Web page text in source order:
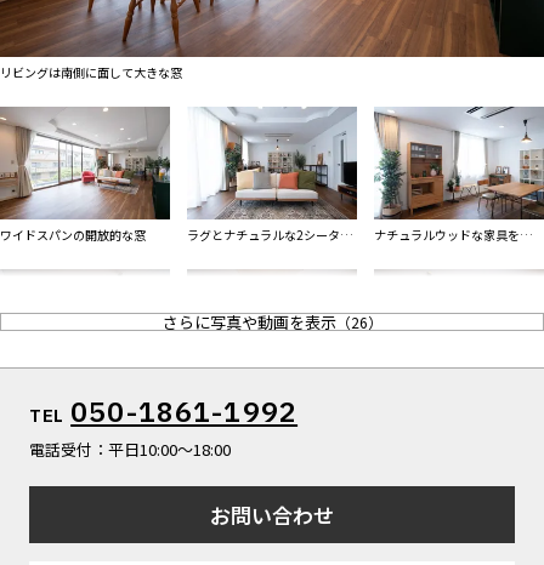
ALL FILTER
すべての選択肢からスタジオを探す
スタジオ一覧
マップから探す
お気に入り
特集
[R]studioについて
お知らせ
お問い合わせ
リビングは南側に面して大きな窓
ワイドスパンの開放的な窓
ラグとナチュラルな2シーター
ナチュラルウッドな家具を自由
カフェスタイルのインテリア
天井のモールディングがアクセ
ントに
さらに写真や動画を表示（26）
TEL 050-1861-1992
電話受付：平日10:00〜18:00
お問い合わせ